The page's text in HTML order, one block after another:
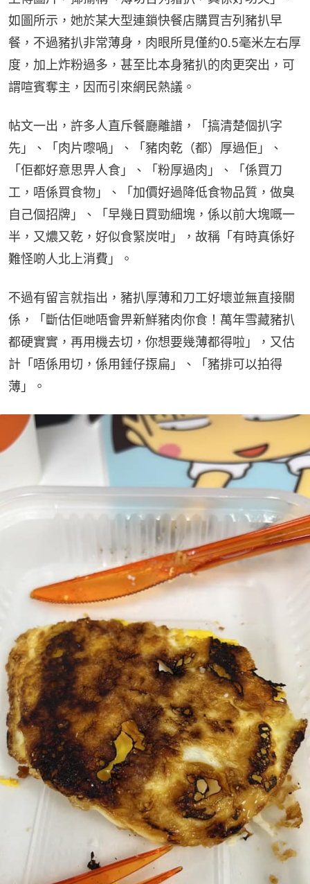
如圖所示，她於某大型連鎖快餐店購買吉列豬扒早
餐，不過豬扒非常薄身，肉眼所見僅約0.5毫米左右厚
度，加上炸粉過多，甚至比本身豬扒的肉更突出，可
謂喧賓奪主，因而引來網民熱議。
帖文一出，許多人直斥餐廳離譜，「搞清楚個扒字
先」、「肉片嚟喎」、「豬肉乾（都）厚過佢」、
「佢都好意思畀人食」、「粉厚過肉」、「係買刀
工，唔係買食物」、「加價好過降低食物品質，做臭
自己個招牌」、「早幾日買勁細塊，係以前大塊嘅一
半，又燶又乾，好似食緊炭咁」，故稱「有時真係好
難怪啲人北上消費」。
不過有留言就指出，豬扒厚薄和刀工好壞並無直接關
係，「斷估佢哋唔會畀新鮮豬肉你食！萬年雪藏豬扒
都硬實實，再用機去切，你想要幾薄都得啦」，又估
計「唔係用切，係用錘仔揼扁」、「豬排可以拍得
薄」。